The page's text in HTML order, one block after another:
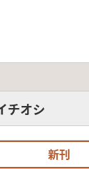
チオシ
新刊